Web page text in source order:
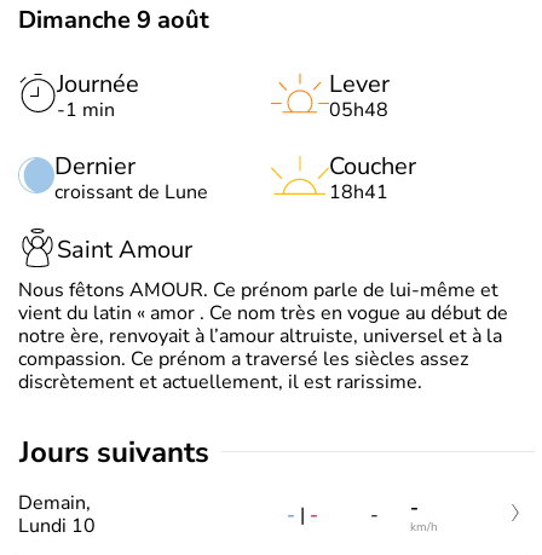
Dimanche 9 août
Journée
-1 min
Dernier
croissant de Lune
Lever
05h48
Coucher
18h41
Saint Amour
Nous fêtons AMOUR. Ce prénom parle de lui-même et
vient du latin « amor . Ce nom très en vogue au début de
notre ère, renvoyait à l’amour altruiste, universel et à la
compassion. Ce prénom a traversé les siècles assez
discrètement et actuellement, il est rarissime.
jours suivants
Demain,
Lundi 10
- | - - -
km/h